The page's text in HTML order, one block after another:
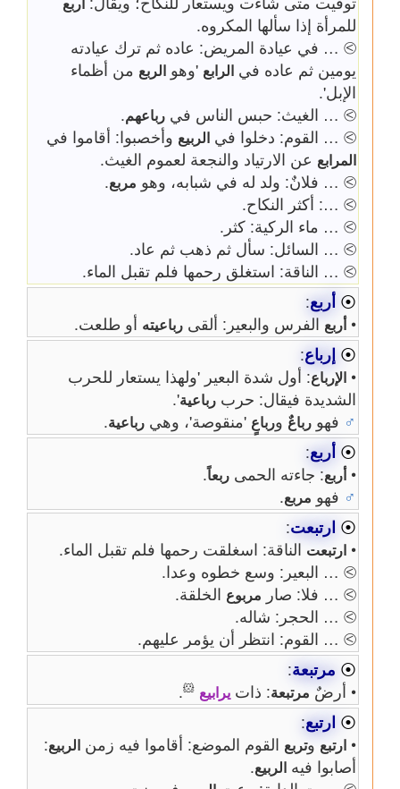
للمرأة إذا سألها المكروه.
⧁ … في عيادة المريض: عاده ثم ترك عيادته
يومين ثم عاده في الرابع'وهو الربعمن أظماء
الإبل'.
⧁ … الغيث: حبس الناس في رباعهم.
⧁ … القوم: دخلوا في الربيعوأخصبوا: أقاموا في
المرابععن الارتياد والنجعة لعموم الغيث.
⧁ … فلانٌ: ولد له في شبابه، وهو مربع.
⧁ …: أكثر النكاح.
⧁ … ماء الركية: كثر.
⧁ … السائل: سأل ثم ذهب ثم عاد.
⧁ … الناقة: استغلق رحمها فلم تقبل الماء.
⦿ أربع:
• أربعالفرس والبعير: ألقى رباعيتهأو طلعت.
⦿ إرباع:
• الإرباع: أول شدة البعير 'ولهذا يستعار للحرب
الشديدة فيقال: حرب رباعية'.
♂ فهو رباعٌورباعٍ'منقوصة'، وهي رباعية.
⦿ أربع:
• أربع: جاءته الحمى ربعاً.
♂ فهو مربع.
⦿ ارتبعت:
• ارتبعتالناقة: اسغلقت رحمها فلم تقبل الماء.
⧁ … البعير: وسع خطوه وعدا.
⧁ … فلا: صار مربوعالخلقة.
⧁ … الحجر: شاله.
⧁ … القوم: انتظر أن يؤمر عليهم.
⦿ مرتبعة:
• أرضٌ مرتبعة: ذات يرابيع 🐹
.
⦿ ارتبع:
• ارتبعوتربعالقوم الموضع: أقاموا فيه زمن الربيع:
أصابوا فيه الربيع.